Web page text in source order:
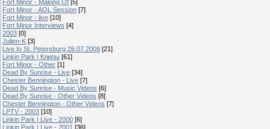
Fort Minor - Making Of [5]
Fort Minor - AOL Session [7]
Fort Minor - live [10]
Fort Minor Interviews [4]
2003 [0]
Julien-K [3]
Live In St. Petersburg 26.07.2009 [21]
Linkin Park | Клипы [61]
Fort Minor - Other [1]
Dead By Sunrise - Live [34]
Chester Bennington - Live [7]
Dead By Sunrise - Music Videos [6]
Dead By Sunrise - Other Videos [8]
Chester Bennington - Other Videos [7]
LPTV - 2003 [10]
Linkin Park | Live - 2000 [6]
Linkin Park | Live - 2001 [36]